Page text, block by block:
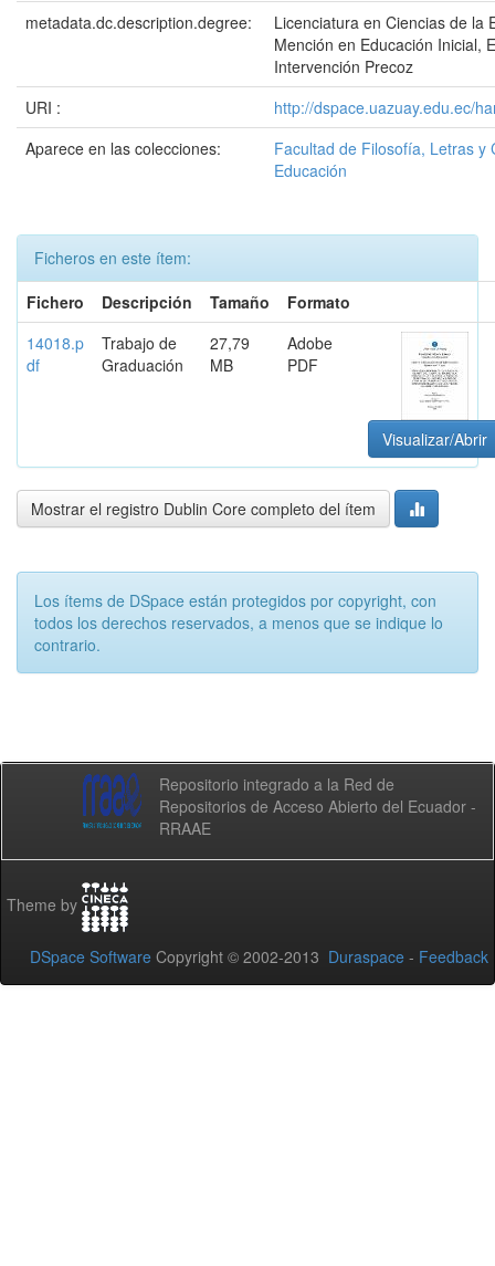
metadata.dc.description.degree:
Licenciatura en Ciencias de la
Mención en Educación Inicial,
Intervención Precoz
URI :
http://dspace.uazuay.edu.ec/
Aparece en las colecciones:
Facultad de Filosofía, Letras y
Educación
Ficheros en este ítem:
Fichero
Descripción Tamaño
Formato
14018.p
df
Trabajo de
Graduación
27,79
MB
Adobe
PDF
Visualizar/Abrir
Mostrar el registro Dublin Core completo del ítem
Los ítems de DSpace están protegidos por copyright, con
todos los derechos reservados, a menos que se indique lo
contrario.
Repositorio integrado a la Red de
Repositorios de Acceso Abierto del Ecuador -
RRAAE
Theme by
DSpace Software Copyright © 2002-2013 Duraspace - Feedback